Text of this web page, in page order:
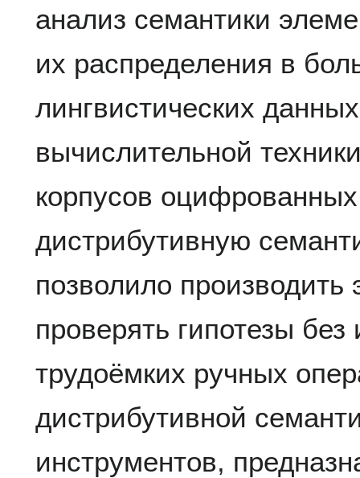
анализ семантики
их распределения в
лингвистических
вычислительной
корпусов
дистрибутивную
позволило производить
проверять гипотезы без
трудоёмких ручных
дистрибутивной
инструментов,